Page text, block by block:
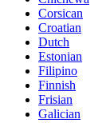
Corsican
Croatian
Dutch
Estonian
Filipino
Finnish
Frisian
Galician